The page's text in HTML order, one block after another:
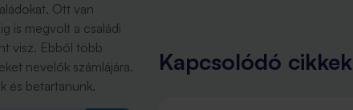
Ott van
is megvolt a családi
visz. Ebből több
nevelők számlájára.
és betartanunk.
Kapcsolódó cikkek